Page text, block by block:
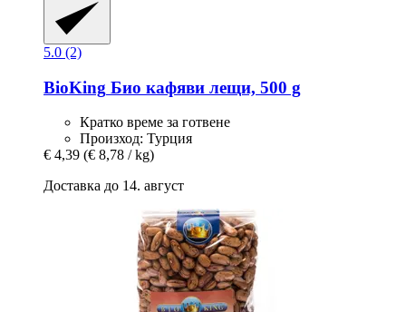
5.0 (2)
BioKing Био кафяви лещи, 500 g
Кратко време за готвене
Произход: Турция
€ 4,39 (€ 8,78 / kg)
Доставка до 14. август